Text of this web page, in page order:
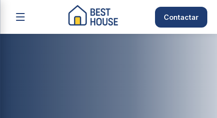
Contactar